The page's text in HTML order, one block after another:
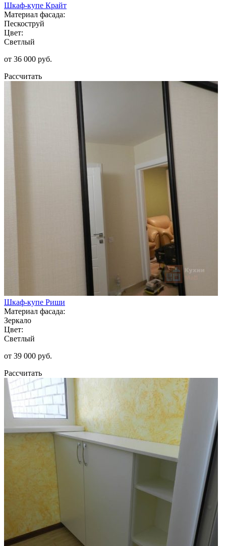
Шкаф-купе Крайт
Материал фасада:
Пескоструй
Цвет:
Светлый
от 36 000 руб.
Рассчитать
Шкаф-купе Риши
Материал фасада:
Зеркало
Цвет:
Светлый
от 39 000 руб.
Рассчитать